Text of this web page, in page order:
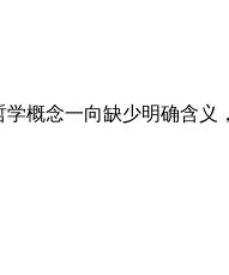
概念一向缺少明确含